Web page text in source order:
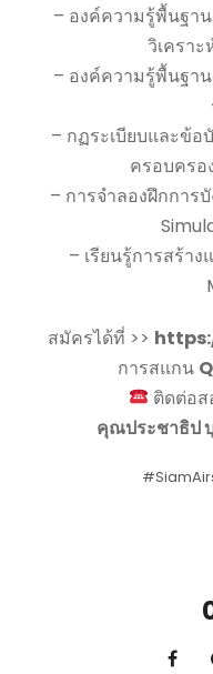
– องค์ความรู้พื้นฐา
วิเครา
– องค์ความรู้พื้นฐา
– กฏระเบียบและข้อ
ครอบครอ
– การจำลองฝึกการ
– เรียนรู้การสร้า
สมัครได้ที่ >>
การสแกน
ติดต่อส
คุณประชาธิป